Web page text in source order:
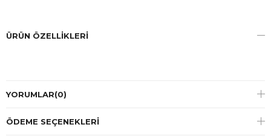
ÜRÜN ÖZELLIKLERI
YORUMLAR(0)
ÖDEME SEÇENEKLERI